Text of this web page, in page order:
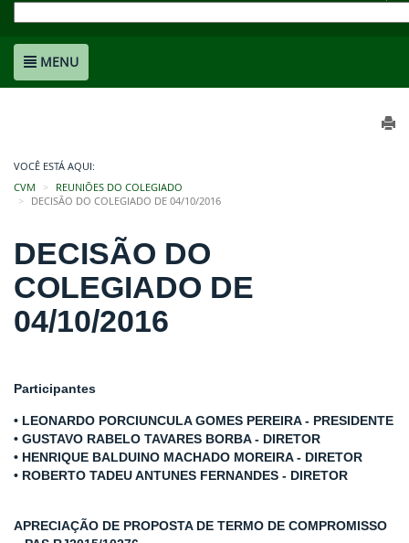
MENU
VOCÊ ESTÁ AQUI:
CVM
REUNIÕES DO COLEGIADO
DECISÃO DO COLEGIADO DE 04/10/2016
DECISÃO DO
COLEGIADO DE
04/10/2016
Participantes
• LEONARDO PORCIUNCULA GOMES PEREIRA - PRESIDENTE
• GUSTAVO RABELO TAVARES BORBA - DIRETOR
• HENRIQUE BALDUINO MACHADO MOREIRA - DIRETOR
• ROBERTO TADEU ANTUNES FERNANDES - DIRETOR
APRECIAÇÃO DE PROPOSTA DE TERMO DE COMPROMISSO